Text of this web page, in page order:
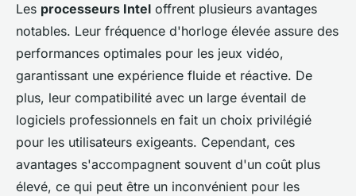
Les processeurs Intel offrent plusieurs avantages
notables. Leur fréquence d'horloge élevée assure des
performances optimales pour les jeux vidéo,
garantissant une expérience fluide et réactive. De
plus, leur compatibilité avec un large éventail de
logiciels professionnels en fait un choix privilégié
pour les utilisateurs exigeants. Cependant, ces
avantages s'accompagnent souvent d'un coût plus
élevé, ce qui peut être un inconvénient pour les